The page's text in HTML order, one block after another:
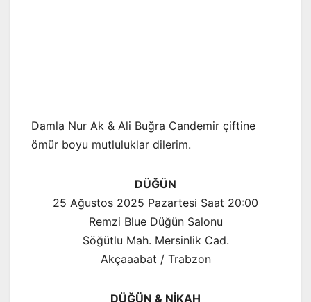
Damla Nur Ak & Ali Buğra Candemir çiftine
ömür boyu mutluluklar dilerim.
DÜĞÜN
25 Ağustos 2025 Pazartesi Saat 20:00
Remzi Blue Düğün Salonu
Söğütlu Mah. Mersinlik Cad.
Akçaaabat / Trabzon
DÜĞÜN & NİKAH